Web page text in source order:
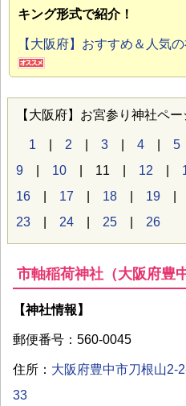
キング形式で紹介！
【大阪府】おすすめ＆人気
【大阪府】お宮参り神社ペー
1 2 3 4 5
9
10 | 11 | 12
16
17 18 19
23
24 25 26
市軸稲荷神社（大阪府豊
【神社情報】
郵便番号：560-0045
住所： 大阪府豊中市刀根山2-
33